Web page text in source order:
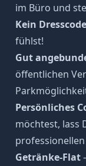
im Büro und
Kein Dresscode
fühlst!
Gut
öffentlichen
Persönliches
möchtest, lass
Getränke-Flat